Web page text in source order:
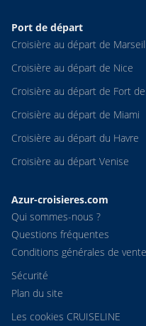
Port de départ
Croisière au départ de
Croisière au départ de Nice
Croisière au départ de Fort
Croisière au départ de Miami
Croisière au départ du Havre
Croisière au départ Venise
Azur-croisieres.com
Qui sommes-nous ?
Questions fréquentes
Conditions générales de vente
Sécurité
Plan du site
Les cookies CRUISELINE